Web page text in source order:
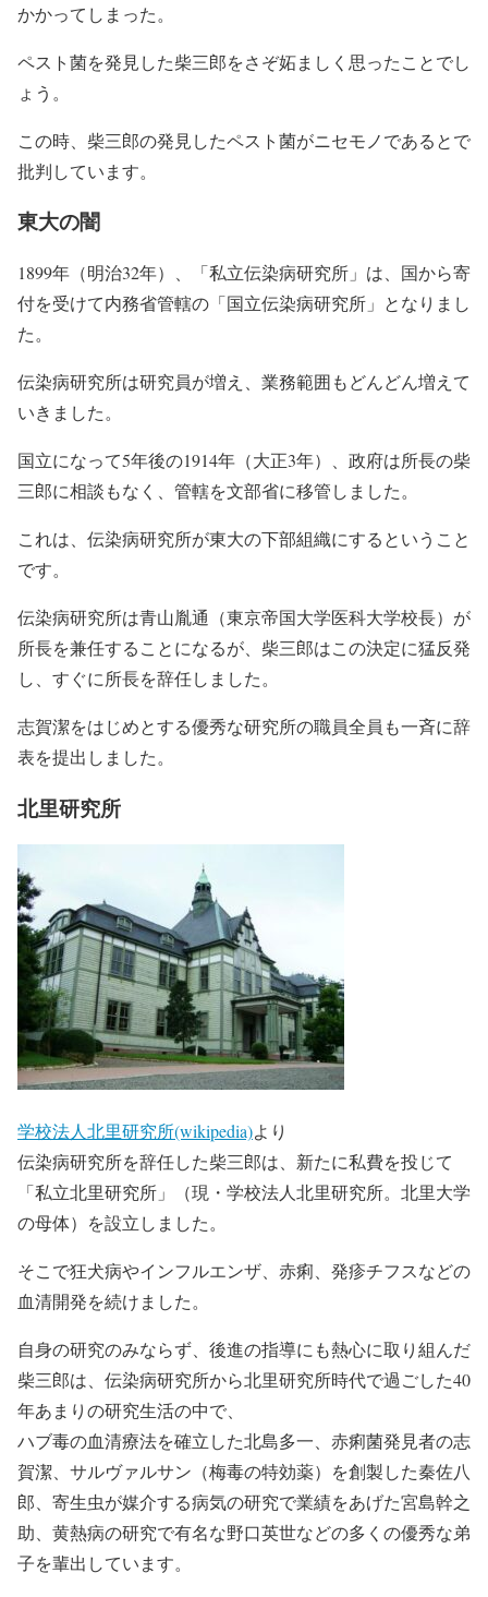
かかってしまった。
ペスト菌を発見した柴三郎をさぞ妬ましく思ったことでし
ょう。
この時、柴三郎の発見したペスト菌がニセモノであるとで
批判しています。
東大の闇
1899年（明治32年）、「私立伝染病研究所」は、国から寄
付を受けて内務省管轄の「国立伝染病研究所」となりまし
た。
伝染病研究所は研究員が増え、業務範囲もどんどん増えて
いきました。
国立になって5年後の1914年（大正3年）、政府は所長の柴
三郎に相談もなく、管轄を文部省に移管しました。
これは、 伝染病研究所が東大の下部組織にするということ
です。
伝染病研究所は青山胤通（東京帝国大学医科大学校長）が
所長を兼任することになるが、柴三郎はこの決定に猛反発
し、すぐに所長を辞任しました。
志賀潔をはじめとする優秀な研究所の職員全員も一斉に辞
表を提出しました。
北里研究所
学校法人北里研究所(wikipedia)より
伝染病研究所を辞任した柴三郎は、新たに私費を投じて
「私立北里研究所」（現・学校法人北里研究所。北里大学
の母体）を設立しました。
そこで狂犬病やインフルエンザ、赤痢、発疹チフスなどの
血清開発を続けました。
自身の研究のみならず、後進の指導にも熱心に取り組んだ
柴三郎は、伝染病研究所から北里研究所時代で過ごした40
年あまりの研究生活の中で、
ハブ毒の血清療法を確立した北島多一、赤痢菌発見者の志
賀潔、サルヴァルサン（梅毒の特効薬）を創製した秦佐八
郎、寄生虫が媒介する病気の研究で業績をあげた宮島幹之
助、黄熱病の研究で有名な野口英世などの多くの優秀な弟
子を輩出しています。